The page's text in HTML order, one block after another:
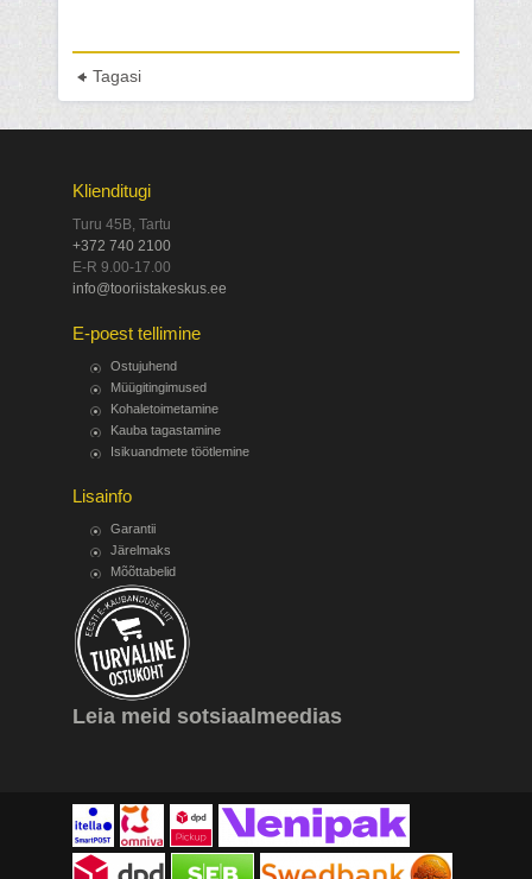
Tagasi
Klienditugi
Turu 45B, Tartu
+372 740 2100
E-R 9.00-17.00
info@tooriistakeskus.ee
E-poest tellimine
Ostujuhend
Müügitingimused
Kohaletoimetamine
Kauba tagastamine
Isikuandmete töötlemine
Lisainfo
Garantii
Järelmaks
Mõõttabelid
Leia meid sotsiaalmeedias